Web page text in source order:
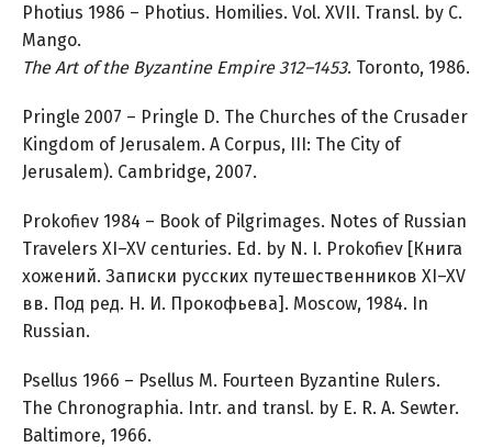
Photius 1986 – Photius. Homilies. Vol. XVII. Transl. by C.
Mango.
The Art of the Byzantine Empire 312–1453. Toronto, 1986.
Pringle 2007 – Pringle D. The Churches of the Crusader
Kingdom of Jerusalem. A Corpus, III: The City of
Jerusalem). Cambridge, 2007.
Prokofiev 1984 – Book of Pilgrimages. Notes of Russian
Travelers XI–XV centuries. Ed. by N. I. Prokofiev [Книга
хожений. Записки русских путешественников XI–XV
вв. Под ред. Н. И. Прокофьева]. Moscow, 1984. In
Russian.
Psellus 1966 – Psellus M. Fourteen Byzantine Rulers.
The Chronographia. Intr. and transl. by E. R. A. Sewter.
Baltimore, 1966.